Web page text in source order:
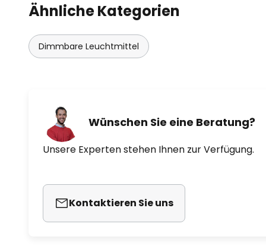
Ähnliche Kategorien
Dimmbare Leuchtmittel
Wünschen Sie eine Beratung?
Unsere Experten stehen Ihnen zur Verfügung.
Kontaktieren Sie uns